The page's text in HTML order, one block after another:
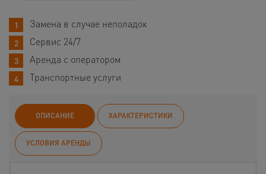
Замена в случае неполадок
Сервис 24/7
Аренда с оператором
Транспортные услуги
ОПИСАНИЕ ХАРАКТЕРИСТИКИ
УСЛОВИЯ АРЕНДЫ